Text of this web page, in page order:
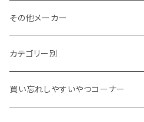
その他メーカー
ACLIMA
atelierBluebottle
カテゴリー別
Unisex ウェア
買い忘れしやすいやつコーナー